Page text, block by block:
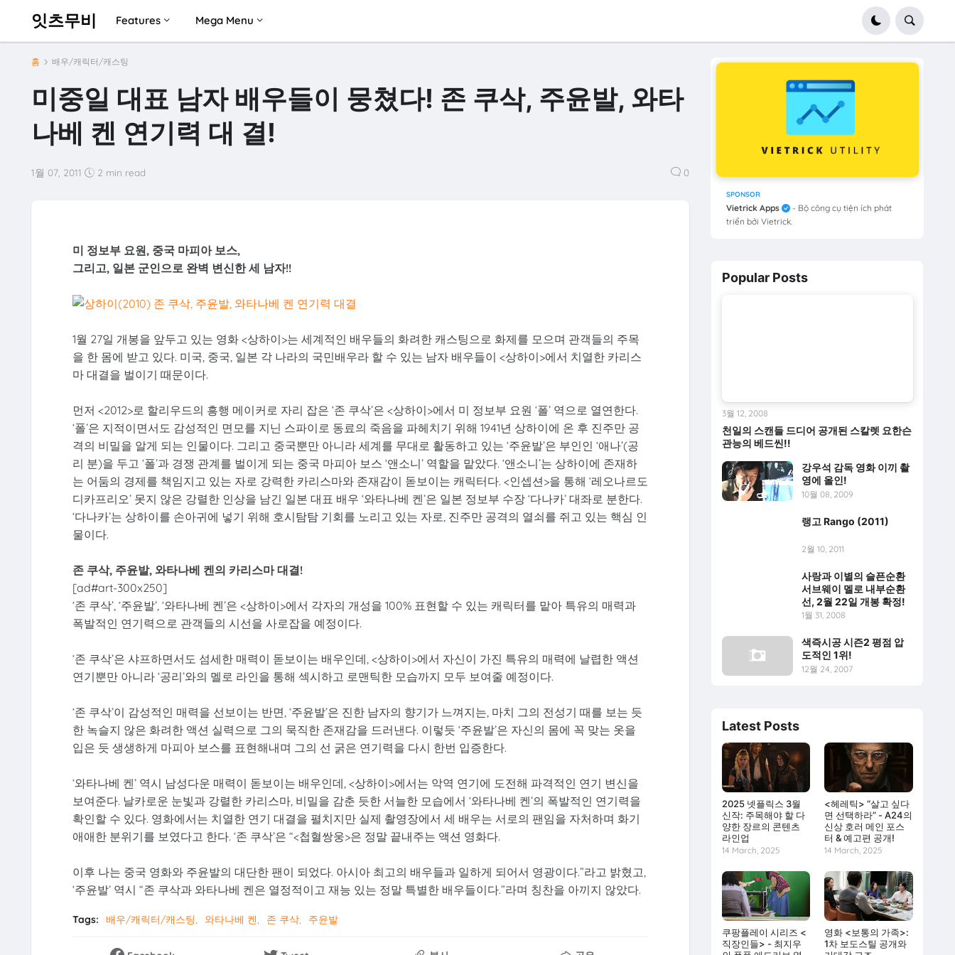
잇츠무비 Features Mega Menu
홈 배우/캐릭터/캐스팅
미중일 대표 남자 배우들이 뭉쳤다! 존 쿠삭, 주윤발, 와타
나베 켄 연기력 대 결!
1월 07, 2011 2 min read 0
미 정보부 요원, 중국 마피아 보스,
그리고, 일본 군인으로 완벽 변신한 세 남자!!
1월 27일 개봉을 앞두고 있는 영화 <상하이>는 세계적인 배우들의 화려한 캐스팅으로 화제를 모으며 관객들의 주목
을 한 몸에 받고 있다. 미국, 중국, 일본 각 나라의 국민배우라 할 수 있는 남자 배우들이 <상하이>에서 치열한 카리스
마 대결을 벌이기 때문이다.
먼저 <2012>로 할리우드의 흥행 메이커로 자리 잡은 ‘존 쿠삭’은 <상하이>에서 미 정보부 요원 ‘폴’ 역으로 열연한다.
‘폴’은 지적이면서도 감성적인 면모를 지닌 스파이로 동료의 죽음을 파헤치기 위해 1941년 상하이에 온 후 진주만 공
격의 비밀을 알게 되는 인물이다. 그리고 중국뿐만 아니라 세계를 무대로 활동하고 있는 ‘주윤발’은 부인인 ‘애나’(공
리 분)을 두고 ‘폴’과 경쟁 관계를 벌이게 되는 중국 마피아 보스 ‘앤소니’ 역할을 맡았다. ‘앤소니’는 상하이에 존재하
는 어둠의 경제를 책임지고 있는 자로 강력한 카리스마와 존재감이 돋보이는 캐릭터다. <인셉션>을 통해 ‘레오나르도
디카프리오’ 못지 않은 강렬한 인상을 남긴 일본 대표 배우 ‘와타나베 켄’은 일본 정보부 수장 ‘다나카’ 대좌로 분한다.
‘다나카’는 상하이를 손아귀에 넣기 위해 호시탐탐 기회를 노리고 있는 자로, 진주만 공격의 열쇠를 쥐고 있는 핵심 인
물이다.
존 쿠삭, 주윤발, 와타나베 켄의 카리스마 대결!
[ad#art-300x250]
‘존 쿠삭’, ‘주윤발’, ‘와타나베 켄’은 <상하이>에서 각자의 개성을 100% 표현할 수 있는 캐릭터를 맡아 특유의 매력과
폭발적인 연기력으로 관객들의 시선을 사로잡을 예정이다.
‘존 쿠삭’은 샤프하면서도 섬세한 매력이 돋보이는 배우인데, <상하이>에서 자신이 가진 특유의 매력에 날렵한 액션
연기뿐만 아니라 ‘공리’와의 멜로 라인을 통해 섹시하고 로맨틱한 모습까지 모두 보여줄 예정이다.
‘존 쿠삭’이 감성적인 매력을 선보이는 반면, ‘주윤발’은 진한 남자의 향기가 느껴지는, 마치 그의 전성기 때를 보는 듯
한 녹슬지 않은 화려한 액션 실력으로 그의 묵직한 존재감을 드러낸다. 이렇듯 ‘주윤발’은 자신의 몸에 꼭 맞는 옷을
입은 듯 생생하게 마피아 보스를 표현해내며 그의 선 굵은 연기력을 다시 한번 입증한다.
‘와타나베 켄’ 역시 남성다운 매력이 돋보이는 배우인데, <상하이>에서는 악역 연기에 도전해 파격적인 연기 변신을
보여준다. 날카로운 눈빛과 강렬한 카리스마, 비밀을 감춘 듯한 서늘한 모습에서 ‘와타나베 켄’의 폭발적인 연기력을
확인할 수 있다. 영화에서는 치열한 연기 대결을 펼치지만 실제 촬영장에서 세 배우는 서로의 팬임을 자처하며 화기
애애한 분위기를 보였다고 한다. ‘존 쿠삭’은 “<첩혈쌍웅>은 정말 끝내주는 액션 영화다.
이후 나는 중국 영화와 주윤발의 대단한 팬이 되었다. 아시아 최고의 배우들과 일하게 되어서 영광이다.”라고 밝혔고,
‘주윤발’ 역시 “존 쿠삭과 와타나베 켄은 열정적이고 재능 있는 정말 특별한 배우들이다.”라며 칭찬을 아끼지 않았다.
Tags: 배우/캐릭터/캐스팅 와타나베 켄 존 쿠삭 주윤발
SPONSOR
Vietrick Apps
- Bộ công cụ tiện ích phát
triển bởi Vietrick.
Popular Posts
천일의 스캔들 드디어 공개된 스칼렛 요한슨
관능의 베드씬!!
3월 12, 2008
강우석 감독 영화 이끼 촬
영에 올인!
10월 08, 2009
랭고 Rango (2011)
2월 10, 2011
사랑과 이별의 슬픈순환
서브웨이 멜로 내부순환
선, 2월 22일 개봉 확정!
1월 31, 2008
색즉시공 시즌2 평점 압
도적인 1위!
12월 24, 2007
Latest Posts
2025 넷플릭스 3월
신작: 주목해야 할 다
양한 장르의 콘텐츠
라인업
14 March, 2025
<헤레틱> “살고 싶다
면 선택하라” - A24의
신상 호러 메인 포스
터 & 예고편 공개!
14 March, 2025
쿠팡플레이 시리즈 <
직장인들> - 최지우
영화 <보통의 가족>:
1차 보도스틸 공개와